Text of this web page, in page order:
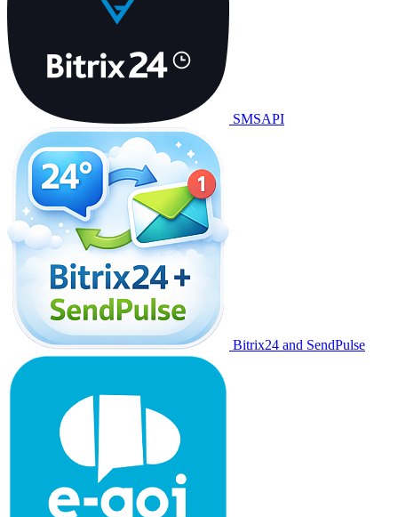
SMSAPI
Bitrix24 and SendPulse